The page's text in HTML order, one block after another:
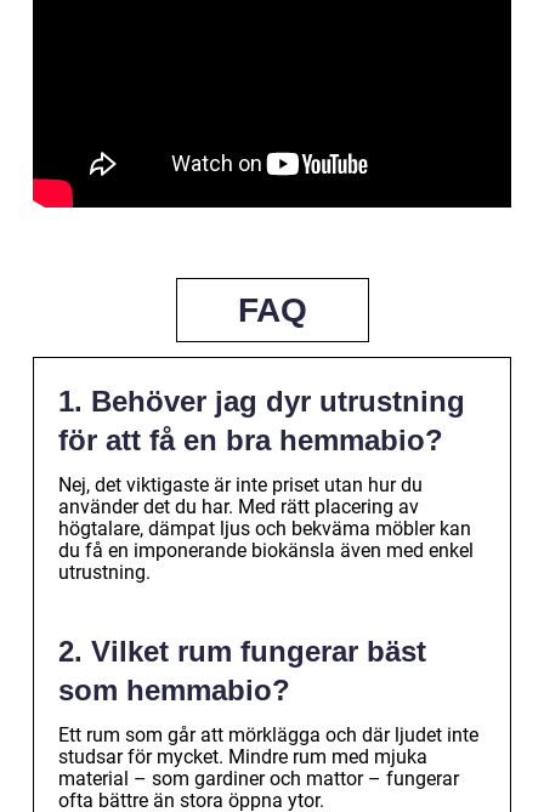
FAQ
1. Behöver jag dyr utrustning
för att få en bra hemmabio?
Nej, det viktigaste är inte priset utan hur du
använder det du har. Med rätt placering av
högtalare, dämpat ljus och bekväma möbler kan
du få en imponerande biokänsla även med enkel
utrustning.
2. Vilket rum fungerar bäst
som hemmabio?
Ett rum som går att mörklägga och där ljudet inte
studsar för mycket. Mindre rum med mjuka
material – som gardiner och mattor – fungerar
ofta bättre än stora öppna ytor.